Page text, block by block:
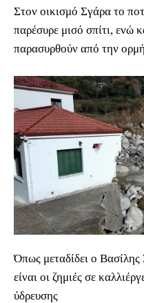
Στον οικισμό Σγάρα το
παρέσυρε μισό σπίτι, ενώ
παρασυρθούν από την
Όπως μεταδίδει ο
είναι οι ζημιές σε
ύδρευσης